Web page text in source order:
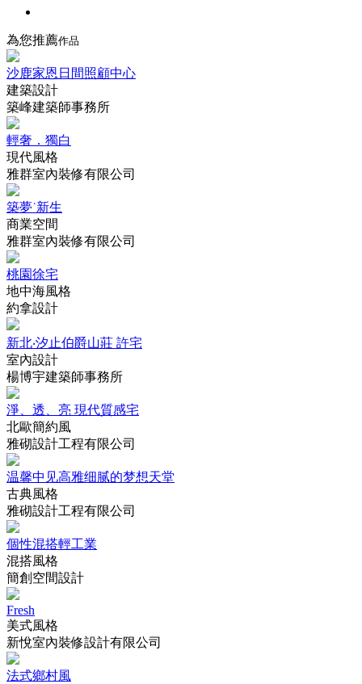
為您推薦作品
沙鹿家恩日間照顧中心
建築設計
築峰建築師事務所
輕奢．獨白
現代風格
雅群室內裝修有限公司
築夢˙新生
商業空間
雅群室內裝修有限公司
桃園徐宅
地中海風格
約拿設計
新北‧汐止伯爵山莊 許宅
室內設計
楊博宇建築師事務所
淨、透、亮 現代質感宅
北歐簡約風
雅砌設計工程有限公司
温馨中见高雅细腻的梦想天堂
古典風格
雅砌設計工程有限公司
個性混搭輕工業
混搭風格
簡創空間設計
Fresh
美式風格
新悅室內裝修設計有限公司
法式鄉村風